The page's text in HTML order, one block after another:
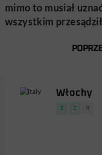
mimo to musiał
wszystkim
Włochy
Z Z R